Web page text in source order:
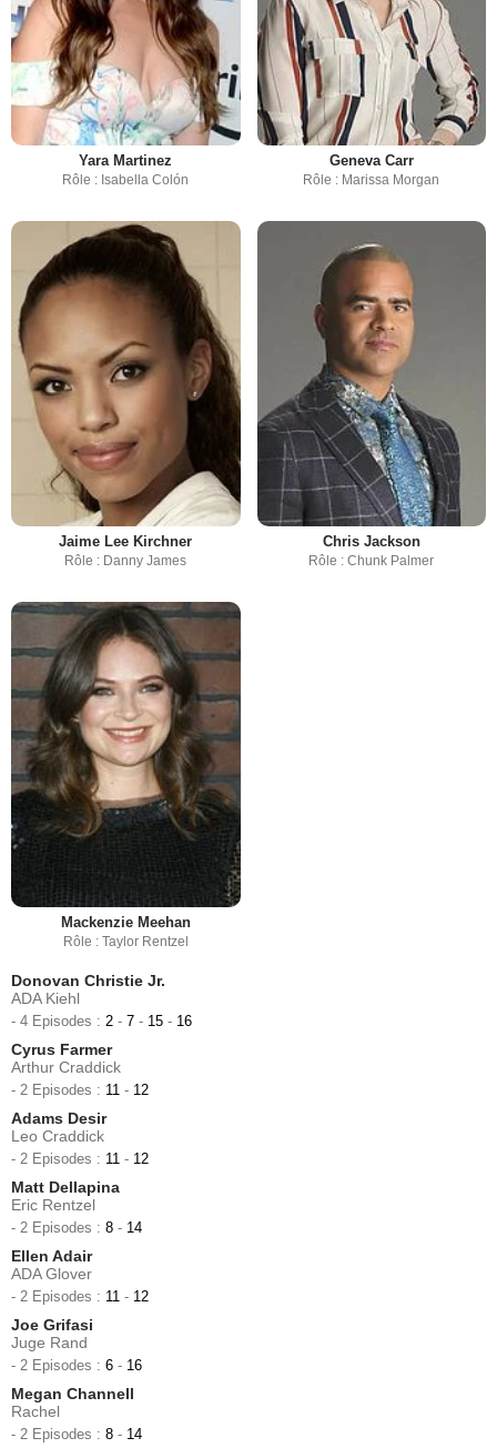
Yara Martinez
Rôle : Isabella Colón
Geneva Carr
Rôle : Marissa Morgan
Jaime Lee Kirchner
Rôle : Danny James
Chris Jackson
Rôle : Chunk Palmer
Mackenzie Meehan
Rôle : Taylor Rentzel
Donovan Christie Jr.
ADA Kiehl
- 4 Episodes : 2 - 7 - 15 - 16
Cyrus Farmer
Arthur Craddick
- 2 Episodes : 11 - 12
Adams Desir
Leo Craddick
- 2 Episodes : 11 - 12
Matt Dellapina
Eric Rentzel
- 2 Episodes : 8 - 14
Ellen Adair
ADA Glover
- 2 Episodes : 11 - 12
Joe Grifasi
Juge Rand
- 2 Episodes : 6 - 16
Megan Channell
Rachel
- 2 Episodes : 8 - 14